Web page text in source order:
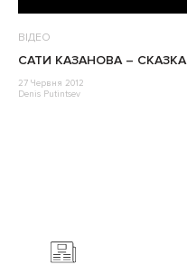
ВІДЕО
САТИ КАЗАНОВА – СКАЗКА
27 Червня 2012
Denis Putintsev